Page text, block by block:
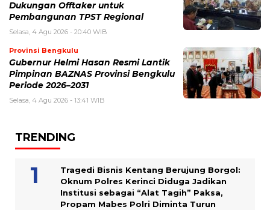
Dukungan Offtaker untuk
Pembangunan TPST Regional
Selasa, 4 Agu 2026 - 20:40 WIB
Provinsi Bengkulu
Gubernur Helmi Hasan Resmi Lantik
Pimpinan BAZNAS Provinsi Bengkulu
Periode 2026–2031
Selasa, 4 Agu 2026 - 13:41 WIB
TRENDING
Tragedi Bisnis Kentang Berujung Borgol:
Oknum Polres Kerinci Diduga Jadikan
Institusi sebagai “Alat Tagih” Paksa,
Propam Mabes Polri Diminta Turun